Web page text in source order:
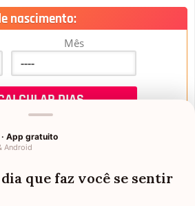
nascimento:
Mês
de Aniversário
App gratuito
Android
que faz você se sentir